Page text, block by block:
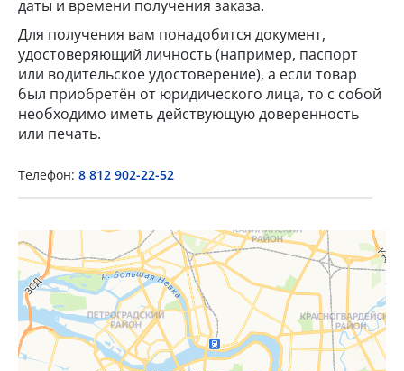
даты и времени получения заказа.
Для получения вам понадобится документ,
удостоверяющий личность (например, паспорт
или водительское удостоверение), а если товар
был приобретён от юридического лица, то с собой
необходимо иметь действующую доверенность
или печать.
Телефон: 8 812 902-22-52
×